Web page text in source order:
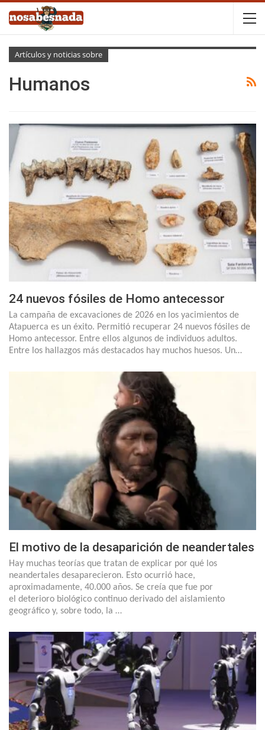
Artículos y noticias sobre
Humanos
24 nuevos fósiles de Homo antecessor
La campaña de excavaciones de 2026 en los yacimientos de
Atapuerca es un éxito. Permitió recuperar 24 nuevos fósiles de
Homo antecessor. Entre ellos algunos de individuos adultos.
Entre los hallazgos más destacados hay muchos huesos. Un…
El motivo de la desaparición de neandertales
Hay muchas teorías que tratan de explicar por qué los
neandertales desaparecieron. Esto ocurrió hace,
aproximadamente, 40.000 años. Se creía que fue por
el deterioro biológico continuo derivado del aislamiento
geográfico y, sobre todo, la …